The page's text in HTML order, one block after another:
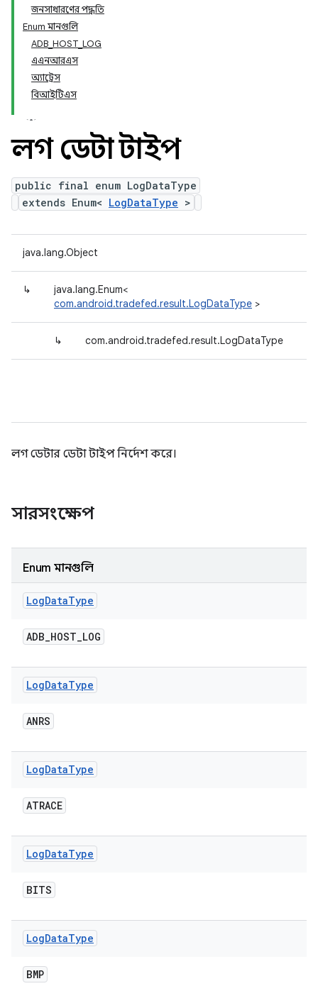
জনসাধারণের পদ্ধতি
Enum মানগুলি
ADB_HOST_LOG
এএনআরএস
অ্যাট্রেস
বিআইটিএস
লগ ডেটা টাইপ
public final enum LogDataType
extends Enum< LogDataType >
java.lang.Object
↳
java.lang.Enum<
com.android.tradefed.result.LogDataType >
↳ com.android.tradefed.result.LogDataType
লগ ডেটার ডেটা টাইপ নির্দেশ করে।
সারসংক্ষেপ
Enum মানগুলি
LogDataType
ADB_HOST_LOG
LogDataType
ANRS
LogDataType
ATRACE
LogDataType
BITS
LogDataType
BMP